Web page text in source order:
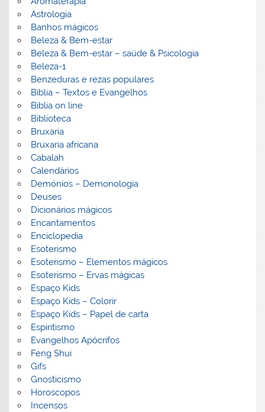
Astrologia
Banhos mágicos
Beleza & Bem-estar
Beleza & Bem-estar – saúde & Psicologia
Beleza-1
Benzeduras e rezas populares
Bíblia – Textos e Evangelhos
Biblia on line
Biblioteca
Bruxaria
Bruxaria africana
Cabalah
Calendários
Demónios – Demonologia
Deuses
Dicionários mágicos
Encantamentos
Enciclopedia
Esoterismo
Esoterismo – Elementos mágicos
Esoterismo – Ervas mágicas
Espaço Kids
Espaço Kids – Colorir
Espaço Kids – Papel de carta
Espiritismo
Evangelhos Apócrifos
Feng Shui
Gifs
Gnosticismo
Horoscopos
Incensos